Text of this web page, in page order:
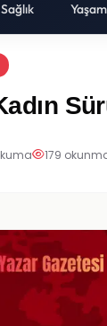
Sağlık Yaşam
179